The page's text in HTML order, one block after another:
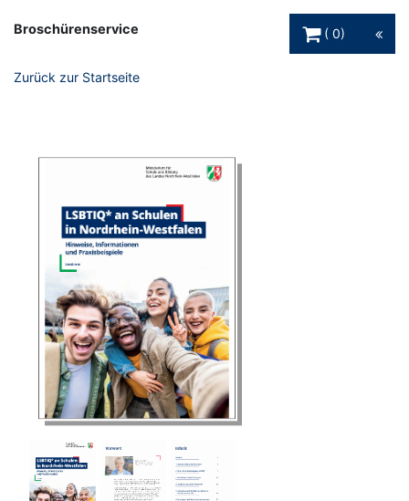
Broschürenservice
0
Zurück zur Startseite